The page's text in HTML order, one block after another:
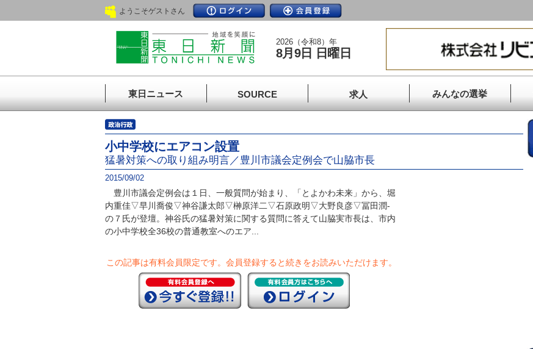
ようこそゲストさん
2026（令和8）年
8月9日 日曜日
東日ニュース SOURCE 求人 みんなの選挙
小中学校にエアコン設置
猛暑対策への取り組み明言／豊川市議会定例会で山脇市長
2015/09/02
豊川市議会定例会は１日、一般質問が始まり、「とよかわ未来」から、堀
内重佳▽早川喬俊▽神谷謙太郎▽榊原洋二▽石原政明▽大野良彦▽冨田潤‐
の７氏が登壇。神谷氏の猛暑対策に関する質問に答えて山脇実市長は、市内
の小中学校全36校の普通教室へのエア...
この記事は有料会員限定です。 会員登録すると続きをお読みいただけます。